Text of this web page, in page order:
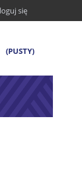
się
(PUSTY)